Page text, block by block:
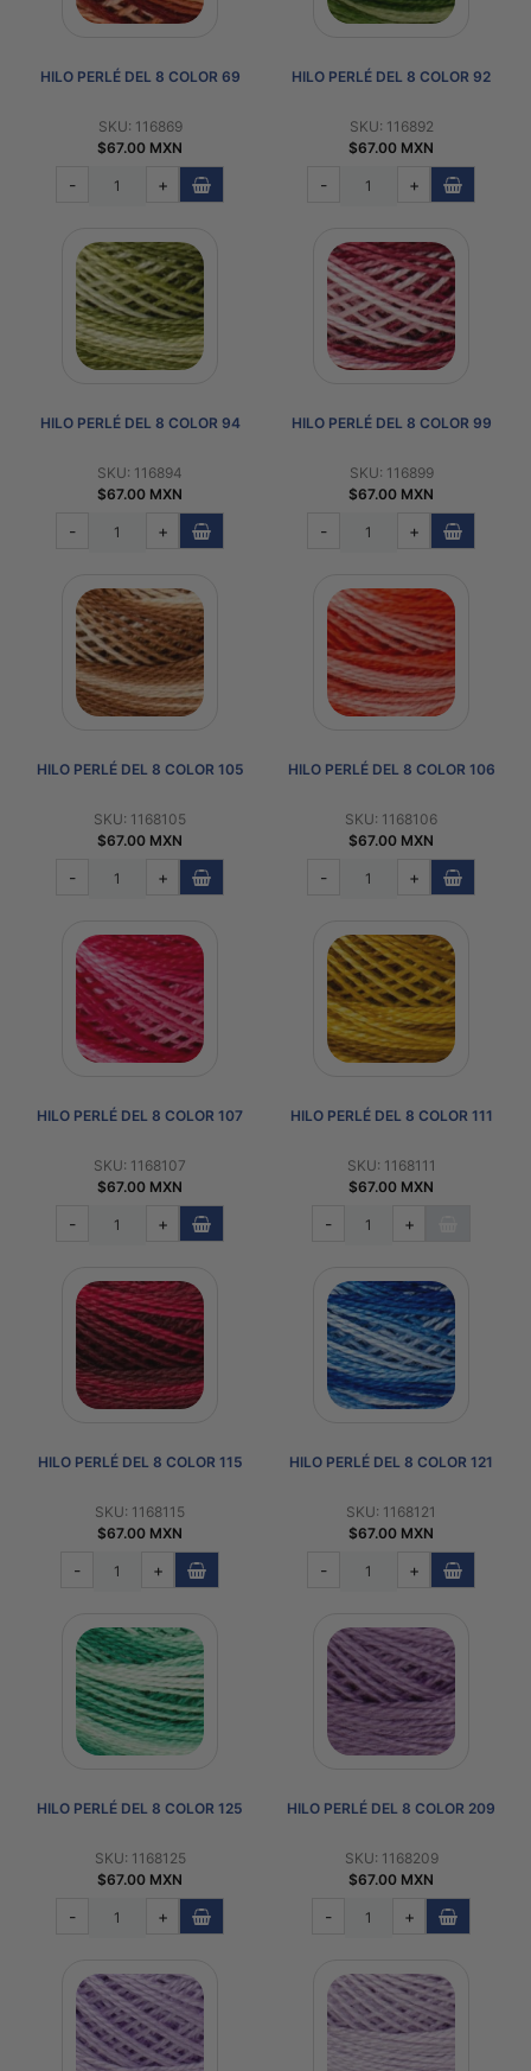
HILO PERLÉ DEL 8 COLOR 69
SKU: 116869
$67.00 MXN
- +
HILO PERLÉ DEL 8 COLOR 92
SKU: 116892
$67.00 MXN
- +
HILO PERLÉ DEL 8 COLOR 94
SKU: 116894
$67.00 MXN
- +
HILO PERLÉ DEL 8 COLOR 99
SKU: 116899
$67.00 MXN
- +
HILO PERLÉ DEL 8 COLOR 105
SKU: 1168105
$67.00 MXN
- +
HILO PERLÉ DEL 8 COLOR 106
SKU: 1168106
$67.00 MXN
- +
HILO PERLÉ DEL 8 COLOR 107
SKU: 1168107
$67.00 MXN
- +
HILO PERLÉ DEL 8 COLOR 111
SKU: 1168111
$67.00 MXN
- +
HILO PERLÉ DEL 8 COLOR 115
SKU: 1168115
$67.00 MXN
- +
HILO PERLÉ DEL 8 COLOR 121
SKU: 1168121
$67.00 MXN
- +
HILO PERLÉ DEL 8 COLOR 125
SKU: 1168125
$67.00 MXN
- +
HILO PERLÉ DEL 8 COLOR 209
SKU: 1168209
$67.00 MXN
- +